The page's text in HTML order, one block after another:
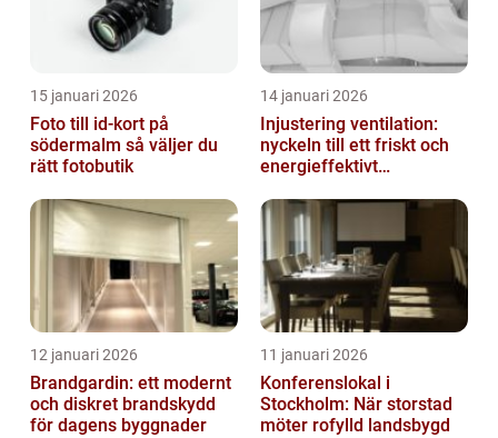
15 januari 2026
Foto till id-kort på
södermalm så väljer du
rätt fotobutik
14 januari 2026
Injustering ventilation:
nyckeln till ett friskt och
energieffektivt
12 januari 2026
Brandgardin: ett modernt
och diskret brandskydd
för dagens byggnader
11 januari 2026
Konferenslokal i
Stockholm: När storstad
möter rofylld landsbygd